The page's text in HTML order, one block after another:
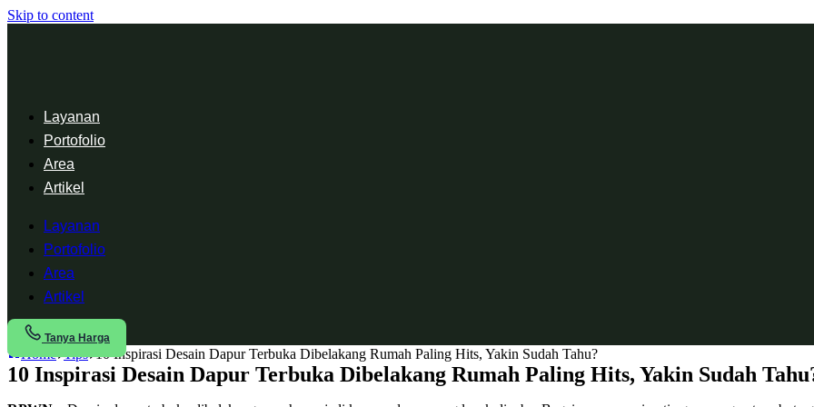
Skip to content
Layanan
Portofolio
Area
Artikel
Layanan
Portofolio
Area
Artikel
Tanya Harga
Home Tips 10 Inspirasi Desain Dapur Terbuka Dibelakang Rumah Paling Hits, Yakin Sudah Tahu?
10 Inspirasi Desain Dapur Terbuka Dibelakang Rumah Paling Hits, Yakin Sudah